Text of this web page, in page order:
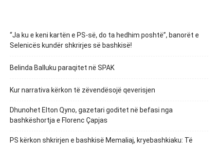
“Ja ku e keni kartën e PS-së, do ta hedhim poshtë”, banorët e
Selenicës kundër shkrirjes së bashkisë!
Belinda Balluku paraqitet në SPAK
Kur narrativa kërkon të zëvendësojë qeverisjen
Dhunohet Elton Qyno, gazetari goditet në befasi nga
bashkëshortja e Florenc Çapjas
PS kërkon shkrirjen e bashkisë Memaliaj, kryebashkiaku: Të